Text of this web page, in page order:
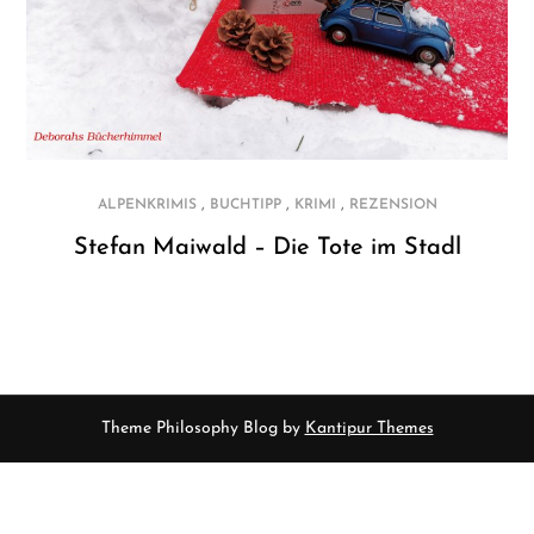
ALPENKRIMIS, BUCHTIPP, KRIMI , REZENSION
Stefan Maiwald – Die Tote im Stadl
Theme Philosophy Blog by Kantipur Themes